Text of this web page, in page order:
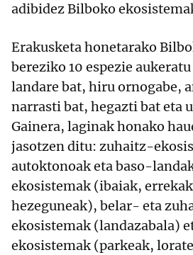
adibidez Bilboko
Erakusketa honetarako
bereziko 10 espezie
landare bat, hiru ornogabe,
narrasti bat, hegazti bat eta
Gainera, laginak honako
jasotzen ditu: zuhaitz-
autoktonoak eta baso-
ekosistemak (ibaiak,
hezeguneak), belar- eta
ekosistemak (landazabala)
ekosistemak (parkeak,